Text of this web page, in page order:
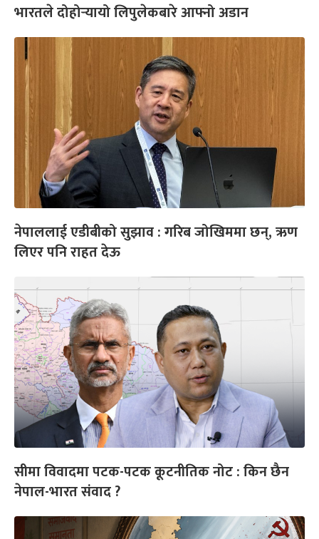
भारतले दोहोर्‍यायो लिपुलेकबारे आफ्नो अडान
नेपाललाई एडीबीको सुझाव : गरिब जोखिममा छन्, ऋण
लिएर पनि राहत देऊ
सीमा विवादमा पटक-पटक कूटनीतिक नोट : किन छैन
नेपाल-भारत संवाद ?